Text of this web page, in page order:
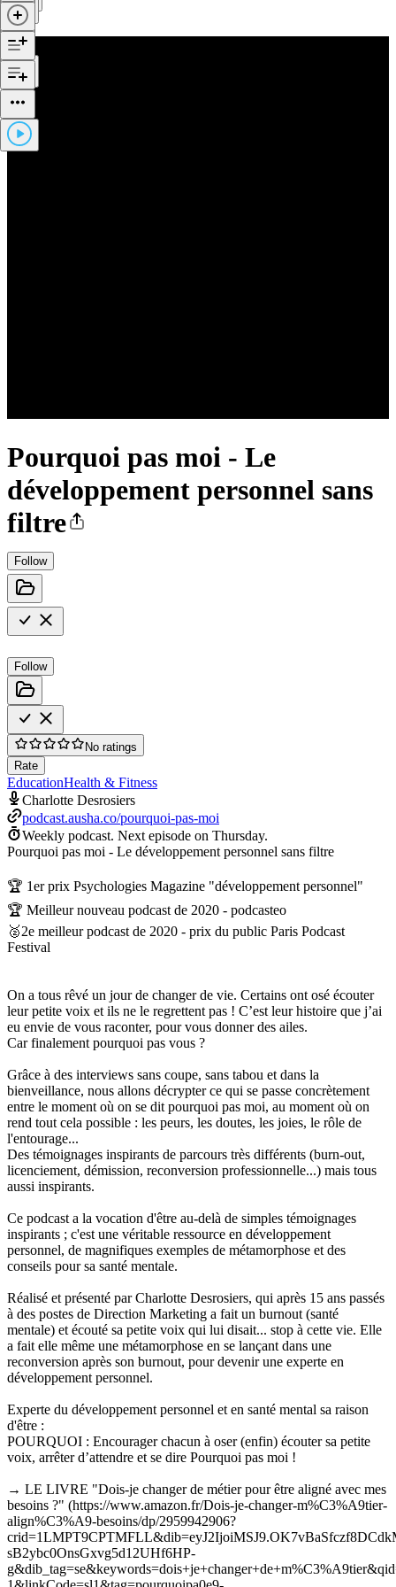
Pourquoi pas moi - Le
développement personnel sans
filtre
Follow
Follow
No ratings
Rate
EducationHealth & Fitness
Charlotte Desrosiers
podcast.ausha.co/pourquoi-pas-moi
Weekly podcast. Next episode on Thursday.
Pourquoi pas moi - Le développement personnel sans filtre
🏆 1er prix Psychologies Magazine "développement personnel"
🏆 Meilleur nouveau podcast de 2020 - podcasteo
🥈2e meilleur podcast de 2020 - prix du public Paris Podcast
Festival
On a tous rêvé un jour de changer de vie. Certains ont osé écouter
leur petite voix et ils ne le regrettent pas ! C’est leur histoire que j’ai
eu envie de vous raconter, pour vous donner des ailes.
Car finalement pourquoi pas vous ?
Grâce à des interviews sans coupe, sans tabou et dans la
bienveillance, nous allons décrypter ce qui se passe concrètement
entre le moment où on se dit pourquoi pas moi, au moment où on
rend tout cela possible : les peurs, les doutes, les joies, le rôle de
l'entourage...
Des témoignages inspirants de parcours très différents (burn-out,
licenciement, démission, reconversion professionnelle...) mais tous
aussi inspirants.
Ce podcast a la vocation d'être au-delà de simples témoignages
inspirants ; c'est une véritable ressource en développement
personnel, de magnifiques exemples de métamorphose et des
conseils pour sa santé mentale.
Réalisé et présenté par Charlotte Desrosiers, qui après 15 ans passés
à des postes de Direction Marketing a fait un burnout (santé
mentale) et écouté sa petite voix qui lui disait... stop à cette vie. Elle
a fait elle même une métamorphose en se lançant dans une
reconversion après son burnout, pour devenir une experte en
développement personnel.
Experte du développement personnel et en santé mental sa raison
d'être :
POURQUOI : Encourager chacun à oser (enfin) écouter sa petite
voix, arrêter d’attendre et se dire Pourquoi pas moi !
→ LE LIVRE "Dois-je changer de métier pour être aligné avec mes
besoins ?" (https://www.amazon.fr/Dois-je-changer-m%C3%A9tier-
align%C3%A9-besoins/dp/2959942906?
sB2ybc0OnsGxvg5d12UHf6HP-